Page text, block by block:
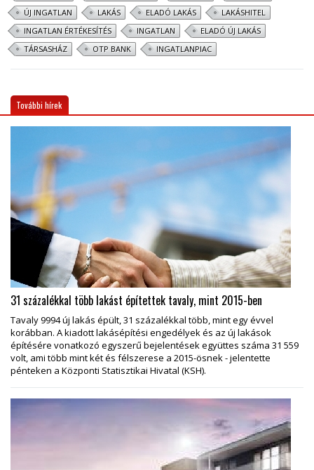
ÚJ INGATLAN
LAKÁS ELADÓ LAKÁS
LAKÁSHITEL
INGATLAN ÉRTÉKESÍTÉS
INGATLAN
ELADÓ ÚJ LAKÁS
TÁRSASHÁZ
OTP BANK INGATLANPIAC
További hírek
31 százalékkal több lakást építettek tavaly, mint 2015-ben
Tavaly 9994 új lakás épült, 31 százalékkal több, mint egy évvel
korábban. A kiadott lakásépítési engedélyek és az új lakások
építésére vonatkozó egyszerű bejelentések együttes száma 31 559
volt, ami több mint két és félszerese a 2015-ösnek - jelentette
pénteken a Központi Statisztikai Hivatal (KSH).